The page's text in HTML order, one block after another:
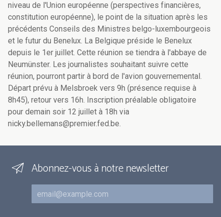
niveau de l'Union européenne (perspectives financières,
constitution européenne), le point de la situation après les
précédents Conseils des Ministres belgo-luxembourgeois
et le futur du Benelux. La Belgique préside le Benelux
depuis le 1er juillet. Cette réunion se tiendra à l'abbaye de
Neumünster. Les journalistes souhaitant suivre cette
réunion, pourront partir à bord de l'avion gouvernemental.
Départ prévu à Melsbroek vers 9h (présence requise à
8h45), retour vers 16h. Inscription préalable obligatoire
pour demain soir 12 juillet à 18h via
nicky.bellemans@premier.fed.be.
Abonnez-vous à notre newsletter
Courriel